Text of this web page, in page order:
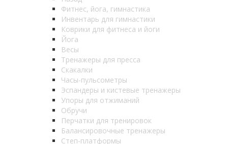
Фитнес, йога, гимнастика
Инвентарь для гимнастики
Коврики для фитнеса и йоги
Йога
Весы
Тренажеры для пресса
Скакалки
Часы-пульсометры
Эспандеры и кистевые тренажеры
Упоры для отжиманий
Обручи
Перчатки для тренировок
Балансировочные тренажеры
Степ-платформы